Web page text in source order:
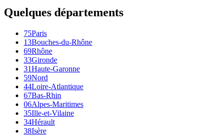
Quelques départements
75Paris
13Bouches-du-Rhône
69Rhône
33Gironde
31Haute-Garonne
59Nord
44Loire-Atlantique
67Bas-Rhin
06Alpes-Maritimes
35Ille-et-Vilaine
34Hérault
38Isère